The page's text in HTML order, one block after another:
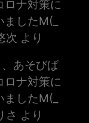
ロナ対策に
したm(_
次 より
あそびば
ロナ対策に
したm(_
さ より